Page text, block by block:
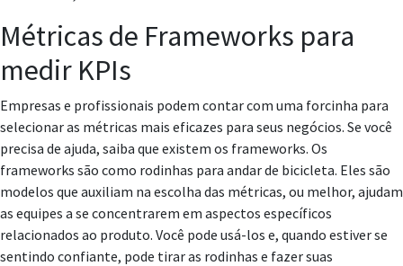
Métricas de Frameworks para
medir KPIs
Empresas e profissionais podem contar com uma forcinha para
selecionar as métricas mais eficazes para seus negócios. Se você
precisa de ajuda, saiba que existem os frameworks. Os
frameworks são como rodinhas para andar de bicicleta. Eles são
modelos que auxiliam na escolha das métricas, ou melhor, ajudam
as equipes a se concentrarem em aspectos específicos
relacionados ao produto. Você pode usá-los e, quando estiver se
sentindo confiante, pode tirar as rodinhas e fazer suas